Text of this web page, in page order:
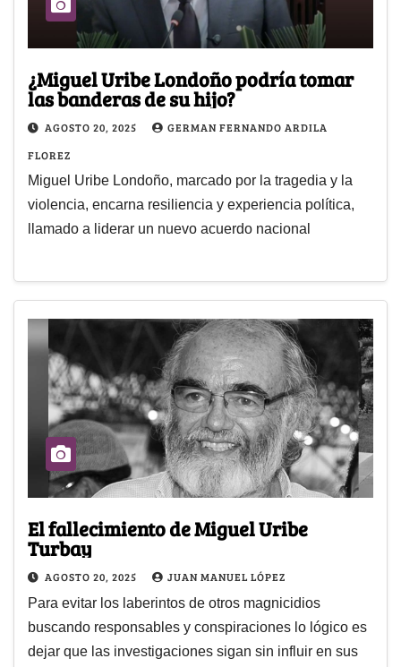
¿Miguel Uribe Londoño podría tomar
las banderas de su hijo?
AGOSTO 20, 2025
GERMAN FERNANDO ARDILA
FLOREZ
Miguel Uribe Londoño, marcado por la tragedia y la
violencia, encarna resiliencia y experiencia política,
llamado a liderar un nuevo acuerdo nacional
El fallecimiento de Miguel Uribe
Turbay
AGOSTO 20, 2025 JUAN MANUEL LÓPEZ
Para evitar los laberintos de otros magnicidios
buscando responsables y conspiraciones lo lógico es
dejar que las investigaciones sigan sin influir en sus